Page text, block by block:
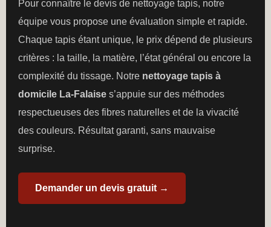
Pour connaître le devis de nettoyage tapis, notre
équipe vous propose une évaluation simple et rapide.
Chaque tapis étant unique, le prix dépend de plusieurs
critères : la taille, la matière, l’état général ou encore la
complexité du tissage. Notre nettoyage tapis à
domicile La-Falaise s’appuie sur des méthodes
respectueuses des fibres naturelles et de la vivacité
des couleurs. Résultat garanti, sans mauvaise
surprise.
Demander un devis gratuit →